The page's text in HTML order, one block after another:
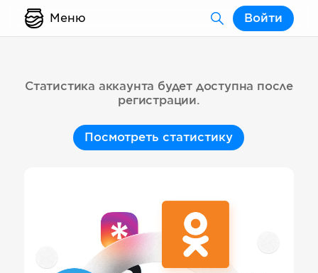
Меню Войти
Статистика аккаунта будет доступна после
регистрации.
Посмотреть статистику